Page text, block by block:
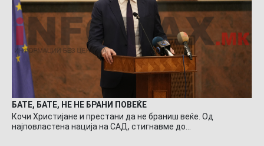
БАТЕ, БАТЕ, НЕ НЕ БРАНИ ПОВЕЌЕ
Кочи Христијане и престани да не браниш веќе. Од
најповластена нација на САД, стигнавме до…